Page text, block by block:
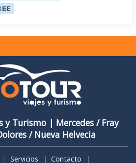
y Turismo | Mercedes / Fray
/ Nueva Helvecia
Servicios Contacto